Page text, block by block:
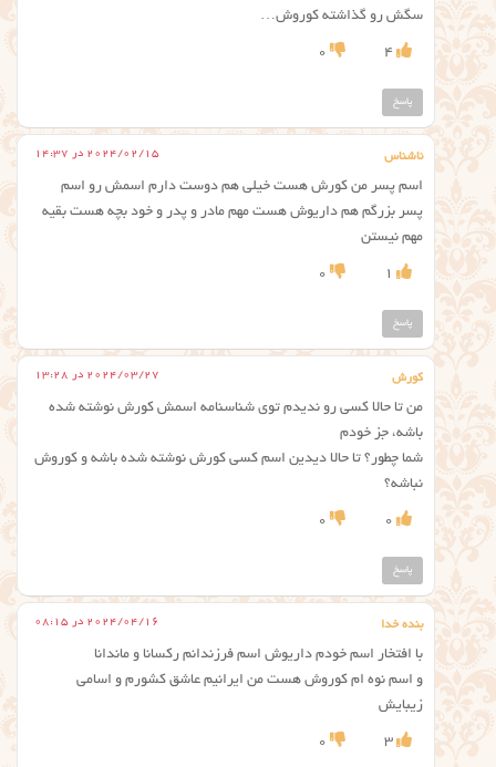
سگش رو گذاشته کوروش…
4
0
پاسخ
ناشناس 2024/02/15 در 14:37
اسم پسر من کورش هست خیلی هم دوست دارم اسمش رو اسم
پسر بزرگم هم داریوش هست مهم مادر و پدر و خود بچه هست بقیه
مهم نیستن
1
0
پاسخ
کورش 2024/03/27 در 13:28
من تا حالا کسی رو ندیدم توی شناسنامه اسمش کورش نوشته شده
باشه، جز خودم
شما چطور؟ تا حالا دیدین اسم کسی کورش نوشته شده باشه و کوروش
نباشه؟
0
0
پاسخ
بنده خدا 2024/04/16 در 08:15
با افتخار اسم خودم داریوش اسم فرزندانم رکسانا و ماندانا
و اسم نوه ام کوروش هست من ایرانیم عاشق کشورم و اسامی
زیبایش
3
0